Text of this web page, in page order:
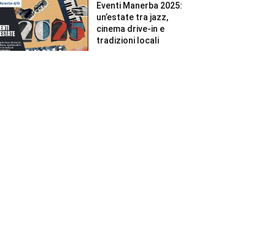
Eventi Manerba 2025:
un’estate tra jazz,
cinema drive-in e
tradizioni locali